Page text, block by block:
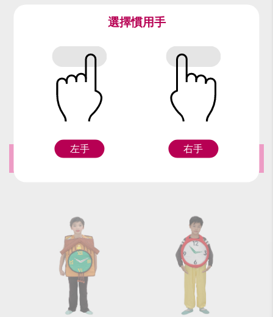
查看商品尺寸
#童話故事
推薦商品
選擇慣用手
左手 右手